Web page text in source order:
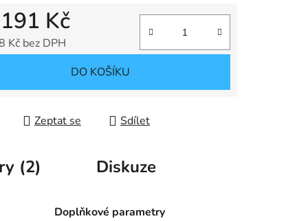
191 Kč
Kč bez DPH
DO KOŠÍKU
Zeptat se Sdílet
(2) Diskuze
Doplňkové parametry